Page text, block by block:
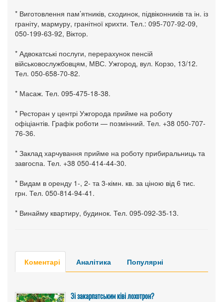
* Виготовлення пам’ятників, сходинок, підвіконників та ін. із
граніту, мармуру, гранітної крихти. Тел.: 095-707-92-09,
050-199-63-92, Віктор.
* Адвокатські послуги, перерахунок пенсій
військовослужбовцям, МВС. Ужгород, вул. Корзо, 13/12.
Тел. 050-658-70-82.
* Масаж. Тел. 095-475-18-38.
* Ресторан у центрі Ужгорода прийме на роботу
офіціантів. Графік роботи — позмінний. Тел. +38 050-707-
76-36.
* Заклад харчування прийме на роботу прибиральниць та
завгоспа. Тел. +38 050-414-44-30.
* Видам в оренду 1-, 2- та 3-кімн. кв. за ціною від 6 тис.
грн. Тел. 050-814-94-41.
* Винайму квартиру, будинок. Тел. 095-092-35-13.
Коментарі Аналітика Популярні
Зі закарпатським ківі лохотрон?